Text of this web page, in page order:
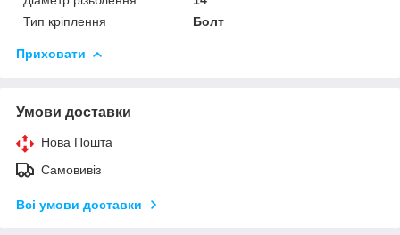
Тип кріплення
Болт
Приховати
Умови доставки
Нова Пошта
Самовивіз
Всі умови доставки